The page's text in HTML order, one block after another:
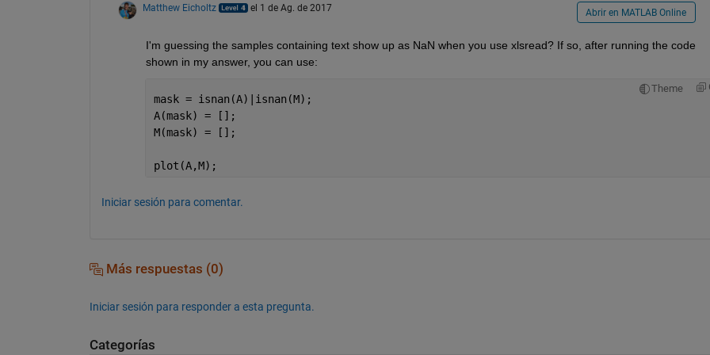
Matthew Eicholtz el 1 de Ag. de 2017 Abrir en MATLAB Online
I'm guessing the samples containing text show up as NaN when you use xlsread? If so, after running the code
shown in my answer, you can use:
Theme
mask = isnan(A)|isnan(M);
A(mask) = [];
M(mask) = [];
plot(A,M);
Iniciar sesión para comentar.
Más respuestas (0)
Iniciar sesión para responder a esta pregunta.
Categorías